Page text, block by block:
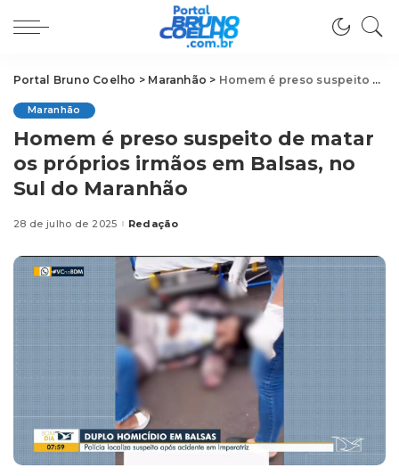
Portal Bruno Coelho > Maranhão > Homem é preso suspeito de matar os próprios irmãos em Balsas, no Sul do Maranhão
Maranhão
Homem é preso suspeito de matar
os próprios irmãos em Balsas, no
Sul do Maranhão
28 de julho de 2025Posted
Redação